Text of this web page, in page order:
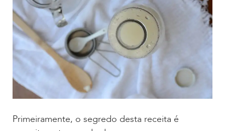
Primeiramente, o segredo desta receita é